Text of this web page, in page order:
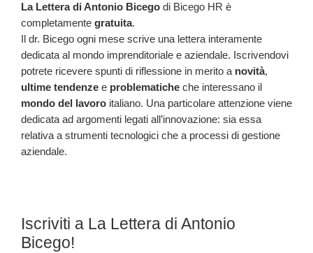
La Lettera di Antonio Bicego di Bicego HR è
completamente gratuita.
Il dr. Bicego ogni mese scrive una lettera interamente
dedicata al mondo imprenditoriale e aziendale. Iscrivendovi
potrete ricevere spunti di riflessione in merito a novità,
ultime tendenze e problematiche che interessano il
mondo del lavoro italiano. Una particolare attenzione viene
dedicata ad argomenti legati all’innovazione: sia essa
relativa a strumenti tecnologici che a processi di gestione
aziendale.
Iscriviti a La Lettera di Antonio
Bicego!